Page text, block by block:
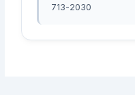
713-2030